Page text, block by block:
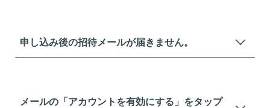
申し込み後の招待メールが届きません。
メールの「アカウントを有効にする」をタップ